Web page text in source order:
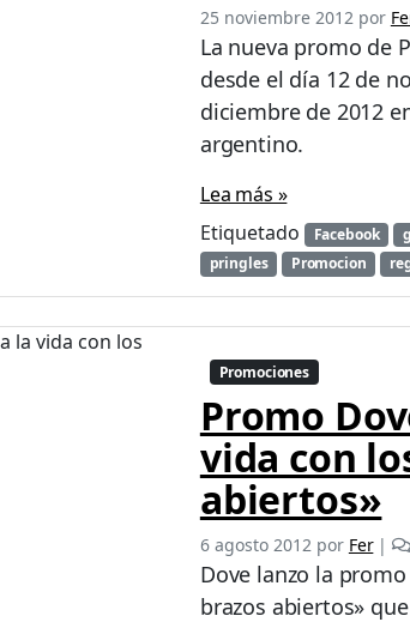
25 noviembre 2012por
La nueva promo de
desde el día 12 de
diciembre de 2012
argentino.
Lea más »
Etiquetado
Facebook
pringles
Promocion
Promociones
Promo
vida con
abiertos»
6 agosto 2012 por Fer |
Dove lanzo la
brazos abiertos»